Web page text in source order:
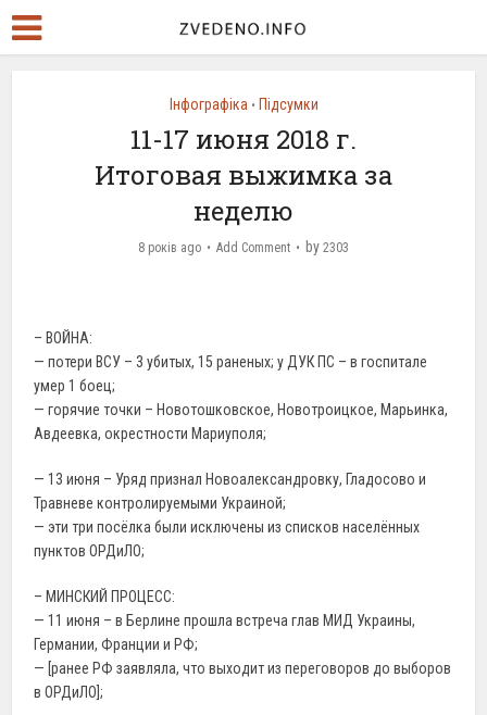
Інфографіка • Підсумки
11-17 июня 2018 г.
Итоговая выжимка за
неделю
8 років ago Add Comment by 2303
– ВОЙНА:
— потери ВСУ – 3 убитых, 15 раненых; у ДУК ПС – в госпитале
умер 1 боец;
— горячие точки – Новотошковское, Новотроицкое, Марьинка,
Авдеевка, окрестности Мариуполя;
— 13 июня – Уряд признал Новоалександровку, Гладосово и
Травневе контролируемыми Украиной;
— эти три посёлка были исключены из списков населённых
пунктов ОРДиЛО;
– МИНСКИЙ ПРОЦЕСС:
— 11 июня – в Берлине прошла встреча глав МИД Украины,
Германии, Франции и РФ;
— [ранее РФ заявляла, что выходит из переговоров до выборов
в ОРДиЛО];